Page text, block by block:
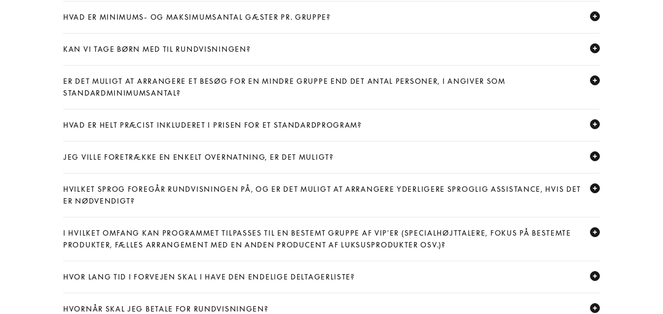
HVAD ER MINIMUMS- OG MAKSIMUMSANTAL GÆSTER PR. GRUPPE?
KAN VI TAGE BØRN MED TIL RUNDVISNINGEN?
ER DET MULIGT AT ARRANGERE ET BESØG FOR EN MINDRE GRUPPE END DET ANTAL PERSONER, I ANGIVER SOM
STANDARDMINIMUMSANTAL?
HVAD ER HELT PRÆCIST INKLUDERET I PRISEN FOR ET STANDARDPROGRAM?
JEG VILLE FORETRÆKKE EN ENKELT OVERNATNING, ER DET MULIGT?
HVILKET SPROG FOREGÅR RUNDVISNINGEN PÅ, OG ER DET MULIGT AT ARRANGERE YDERLIGERE SPROGLIG ASSISTANCE, HVIS DET
ER NØDVENDIGT?
I HVILKET OMFANG KAN PROGRAMMET TILPASSES TIL EN BESTEMT GRUPPE AF VIP'ER (SPECIALHØJTTALERE, FOKUS PÅ BESTEMTE
PRODUKTER, FÆLLES ARRANGEMENT MED EN ANDEN PRODUCENT AF LUKSUSPRODUKTER OSV.)?
HVOR LANG TID I FORVEJEN SKAL I HAVE DEN ENDELIGE DELTAGERLISTE?
HVORNÅR SKAL JEG BETALE FOR RUNDVISNINGEN?